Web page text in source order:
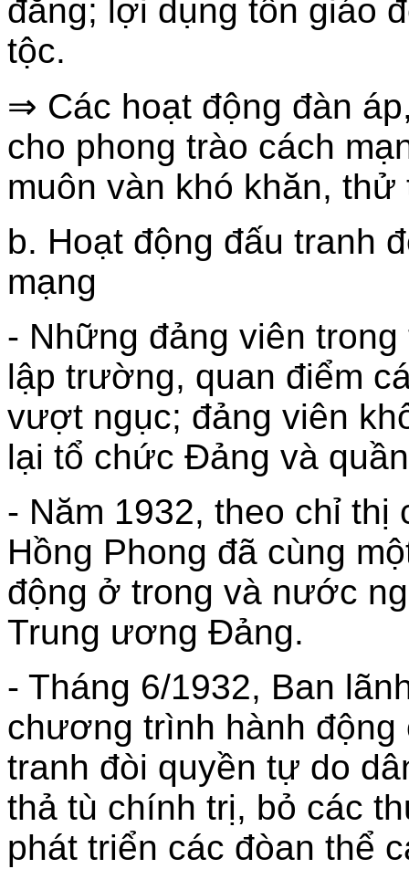
đẳng; lợi dụng tôn giáo
tộc.
⇒ Các hoạt động đàn
cho phong trào cách
muôn vàn khó khăn, thử
b. Hoạt động đấu tranh
mạng
- Những đảng viên
lập trường, quan điểm
vượt ngục; đảng viên
lại tổ chức Đảng và
- Năm 1932, theo chỉ thị
Hồng Phong đã cùng
động ở trong và nước
Trung ương Đảng.
- Tháng 6/1932, Ban
chương trình hành
tranh đòi quyền tự do
thả tù chính trị, bỏ các
phát triển các đòan thể